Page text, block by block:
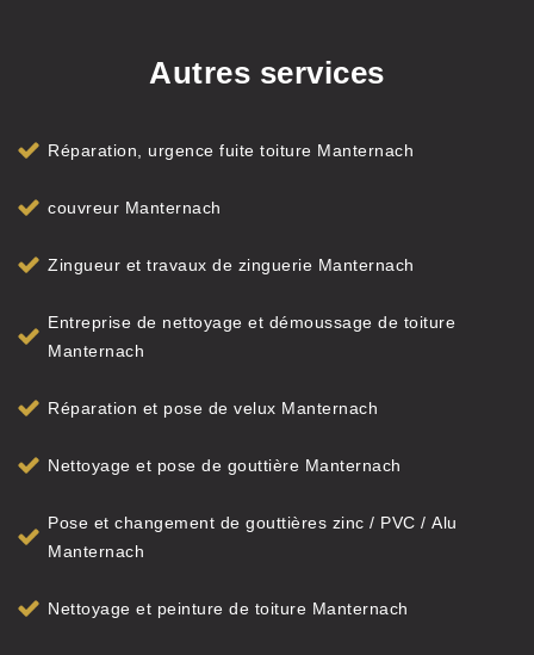
Autres services
Réparation, urgence fuite toiture Manternach
couvreur Manternach
Zingueur et travaux de zinguerie Manternach
Entreprise de nettoyage et démoussage de toiture
Manternach
Réparation et pose de velux Manternach
Nettoyage et pose de gouttière Manternach
Pose et changement de gouttières zinc / PVC / Alu
Manternach
Nettoyage et peinture de toiture Manternach